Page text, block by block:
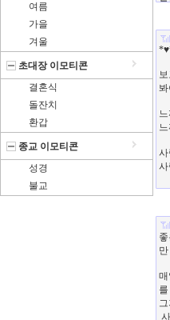
여름
가을
겨울
초대장 이모티콘
결혼식
돌잔치
환갑
종교 이모티콘
성경
불교